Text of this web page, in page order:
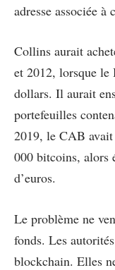
adresse associée à
Collins aurait
et 2012, lorsque le
dollars. Il aurait
portefeuilles
2019, le CAB avait
000 bitcoins, alors
d’euros.
Le problème ne
fonds. Les
blockchain. Elles